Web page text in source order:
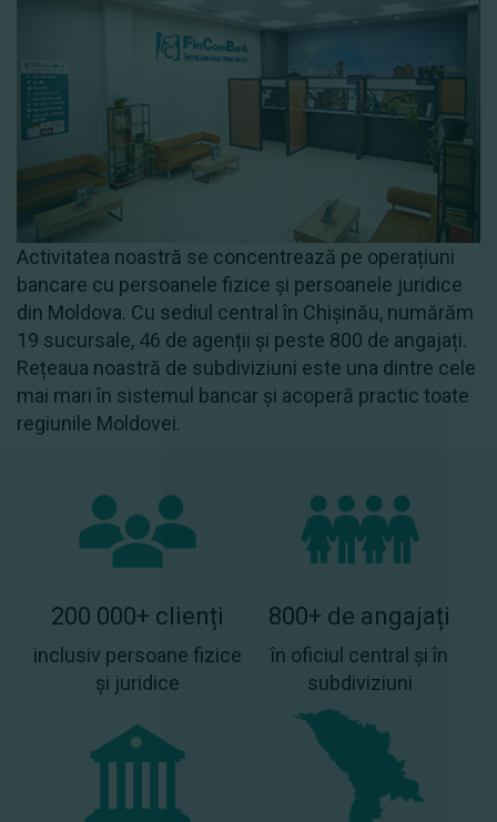
Activitatea noastră se concentrează pe operațiuni
bancare cu persoanele fizice și persoanele juridice
din Moldova. Cu sediul central în Chișinău, numărăm
19 sucursale, 46 de agenții și peste 800 de angajați.
Rețeaua noastră de subdiviziuni este una dintre cele
mai mari în sistemul bancar și acoperă practic toate
regiunile Moldovei.
200 000+ clienți
inclusiv persoane fizice
și juridice
800+ de angajați
în oficiul central și în
subdiviziuni